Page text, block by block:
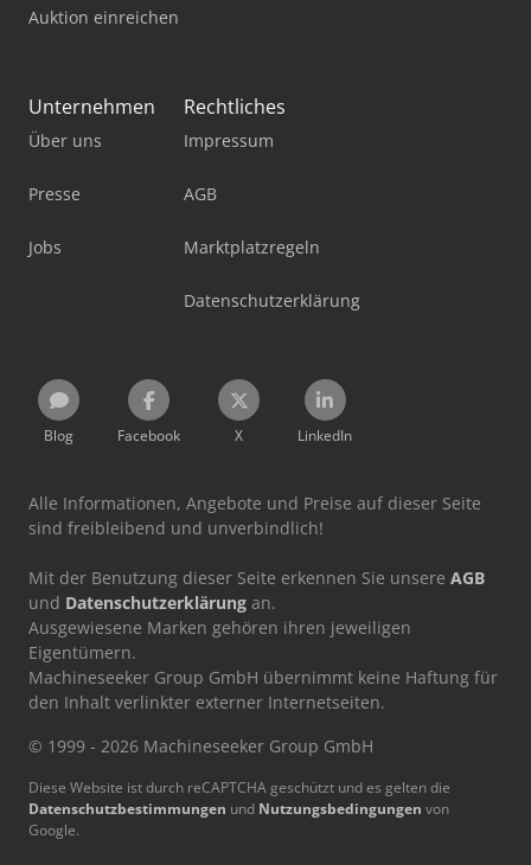
Auktion einreichen
Unternehmen
Über uns
Presse
Jobs
Rechtliches
Impressum
AGB
Marktplatzregeln
Datenschutzerklärung
Blog Facebook X LinkedIn
Alle Informationen, Angebote und Preise auf dieser Seite
sind freibleibend und unverbindlich!
Mit der Benutzung dieser Seite erkennen Sie unsere AGB
und Datenschutzerklärung an.
Ausgewiesene Marken gehören ihren jeweiligen
Eigentümern.
Machineseeker Group GmbH übernimmt keine Haftung für
den Inhalt verlinkter externer Internetseiten.
© 1999 - 2026 Machineseeker Group GmbH
Diese Website ist durch reCAPTCHA geschützt und es gelten die
Datenschutzbestimmungen und Nutzungsbedingungen von
Google.